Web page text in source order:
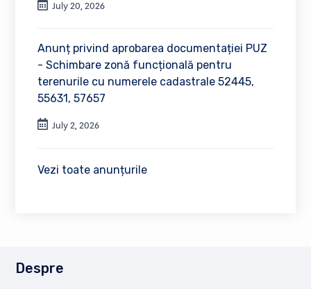
July 20, 2026
Anunț privind aprobarea documentației PUZ
- Schimbare zonă funcțională pentru
terenurile cu numerele cadastrale 52445,
55631, 57657
July 2, 2026
Vezi toate anunțurile
Despre